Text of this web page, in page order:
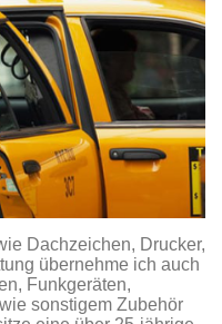
Dachzeichen, Drucker,
übernehme ich auch
Funkgeräten,
sonstigem Zubehör